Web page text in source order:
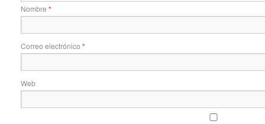
Nombre *
Correo electrónico *
Web